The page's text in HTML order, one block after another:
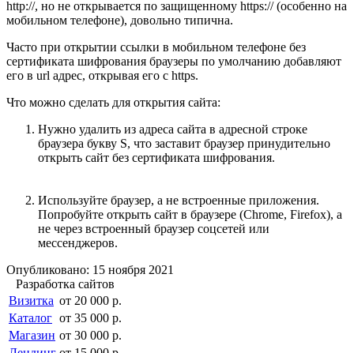
http://, но не открывается по защищенному https:// (особенно на
мобильном телефоне), довольно типична.
Часто при открытии ссылки в мобильном телефоне без
сертификата шифрования браузеры по умолчанию добавляют
его в url адрес, открывая его с https.
Что можно сделать для открытия сайта:
Нужно удалить из адреса сайта в адресной строке
браузера букву S, что заставит браузер принудительно
открыть сайт без сертификата шифрования.
Используйте браузер, а не встроенные приложения.
Попробуйте открыть сайт в браузере (Chrome, Firefox), а
не через встроенный браузер соцсетей или
мессенджеров.
Опубликовано: 15 ноября 2021
Разработка сайтов
Визитка от 20 000 р.
Каталог от 35 000 р.
Магазин от 30 000 р.